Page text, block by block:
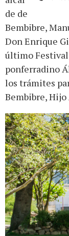
de de
Bembibre,
Don Enrique
último
ponferradino
los trámites
Bembibre,